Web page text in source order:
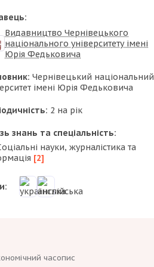
Видавництво Чернівецького
національного університету імені
Юрія Федьковича
Чернівецький національний
імені Юрія Федьковича
2 на рік
знань та спеціальність:
науки, журналістика та
[2]
часопис